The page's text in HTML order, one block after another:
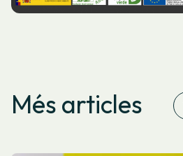
Més articles